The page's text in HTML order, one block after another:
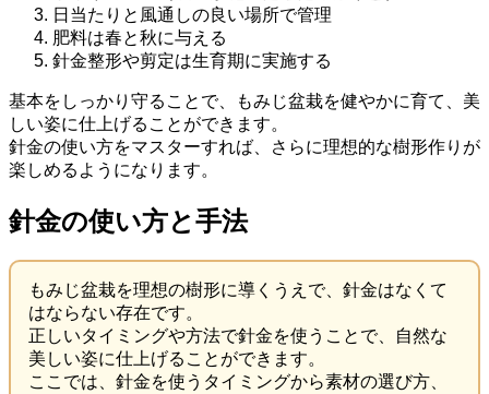
日当たりと風通しの良い場所で管理
肥料は春と秋に与える
針金整形や剪定は生育期に実施する
基本をしっかり守ることで、もみじ盆栽を健やかに育て、美
しい姿に仕上げることができます。
針金の使い方をマスターすれば、さらに理想的な樹形作りが
楽しめるようになります。
針金の使い方と手法
もみじ盆栽を理想の樹形に導くうえで、針金はなくて
はならない存在です。
正しいタイミングや方法で針金を使うことで、自然な
美しい姿に仕上げることができます。
ここでは、針金を使うタイミングから素材の選び方、